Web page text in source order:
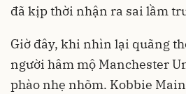
đã kịp thời nhận ra sai lầm
Giờ đây, khi nhìn lại quãng
người hâm mộ Manchester
phào nhẹ nhõm. Kobbie